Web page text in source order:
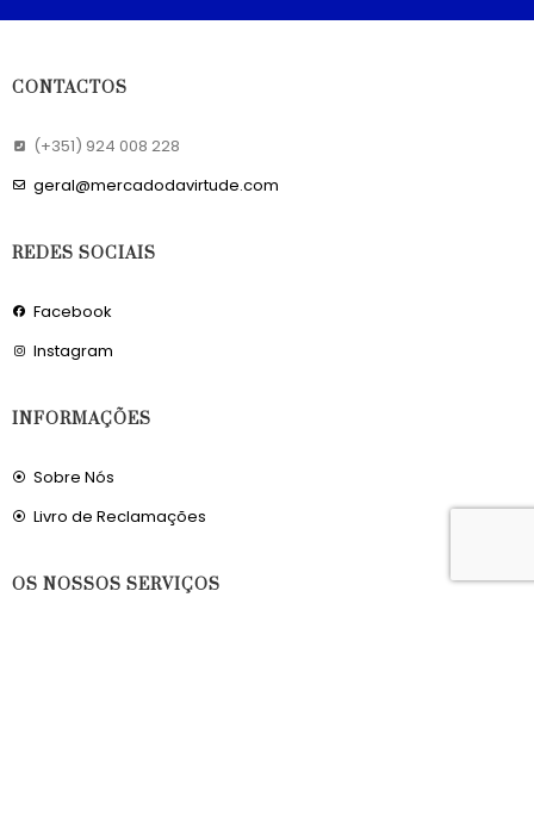
CONTACTOS
(+351) 924 008 228
geral@mercadodavirtude.com
REDES SOCIAIS
Facebook
Instagram
INFORMAÇÕES
Sobre Nós
Livro de Reclamações
OS NOSSOS SERVIÇOS